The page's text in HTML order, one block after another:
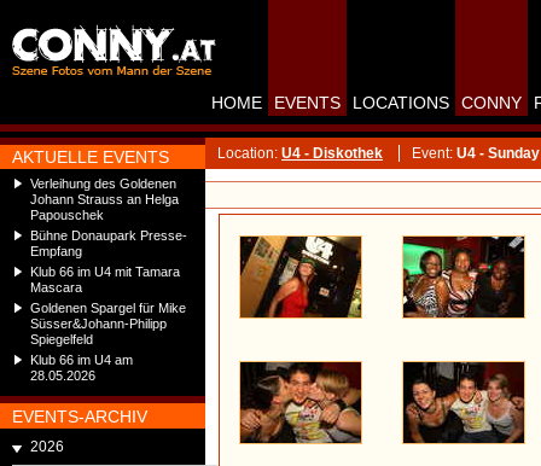
AKTUELLE EVENTS
Verleihung des Goldenen
Johann Strauss an Helga
Papouschek
Bühne Donaupark Presse-
Empfang
Klub 66 im U4 mit Tamara
Mascara
Goldenen Spargel für Mike
Süsser&Johann-Philipp
Spiegelfeld
Klub 66 im U4 am
28.05.2026
EVENTS-ARCHIV
2026
HOME EVENTS LOCATIONS CONNY
Location: U4 - Diskothek Event: U4 -